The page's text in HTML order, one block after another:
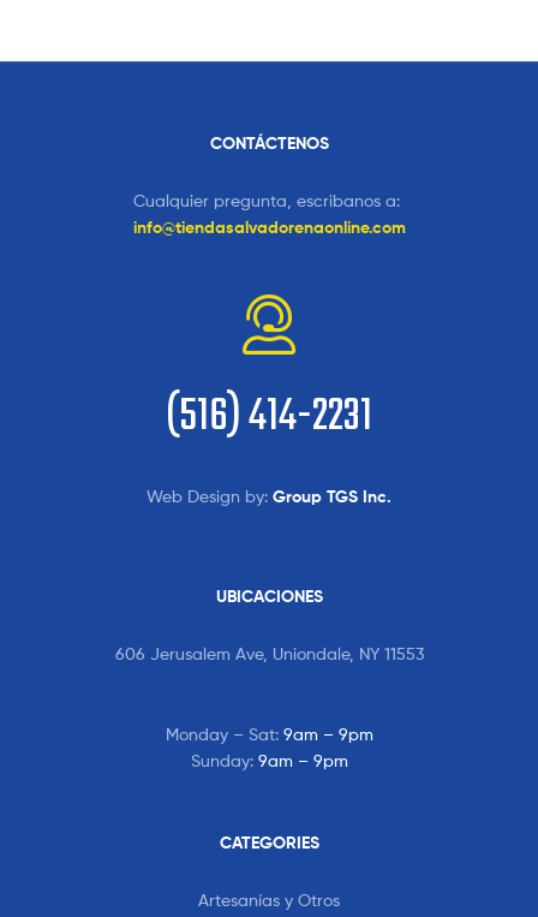
CONTÁCTENOS
Cualquier pregunta, escribanos a:
info@tiendasalvadorenaonline.com
(516) 414-2231
Web Design by: Group TGS Inc.
UBICACIONES
606 Jerusalem Ave, Uniondale, NY 11553
Monday – Sat: 9am – 9pm
Sunday: 9am – 9pm
CATEGORIES
Artesanías y Otros